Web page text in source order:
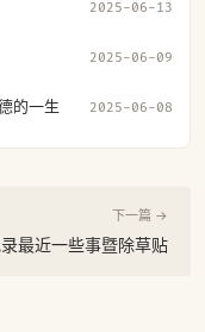
2025-06-13
2025-06-09
的一生 2025-06-08
下一篇 →
最近一些事暨除草贴